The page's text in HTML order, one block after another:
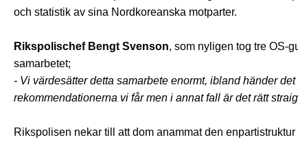
och statistik av sina Nordkoreanska motparter.
Rikspolischef Bengt Svenson, som nyligen tog tre OS-
samarbetet;
- Vi värdesätter detta samarbete enormt, ibland händer
rekommendationerna vi får men i annat fall är det rätt
Rikspolisen nekar till att dom anammat den